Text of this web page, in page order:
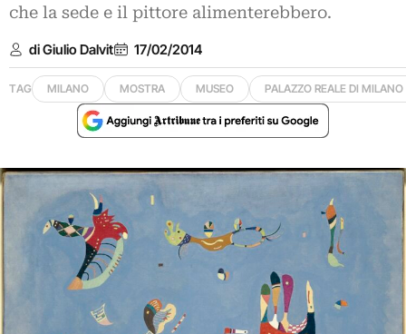
che la sede e il pittore alimenterebbero.
di Giulio Dalvit 17/02/2014
TAG MILANO MOSTRA MUSEO PALAZZO REALE DI MILANO